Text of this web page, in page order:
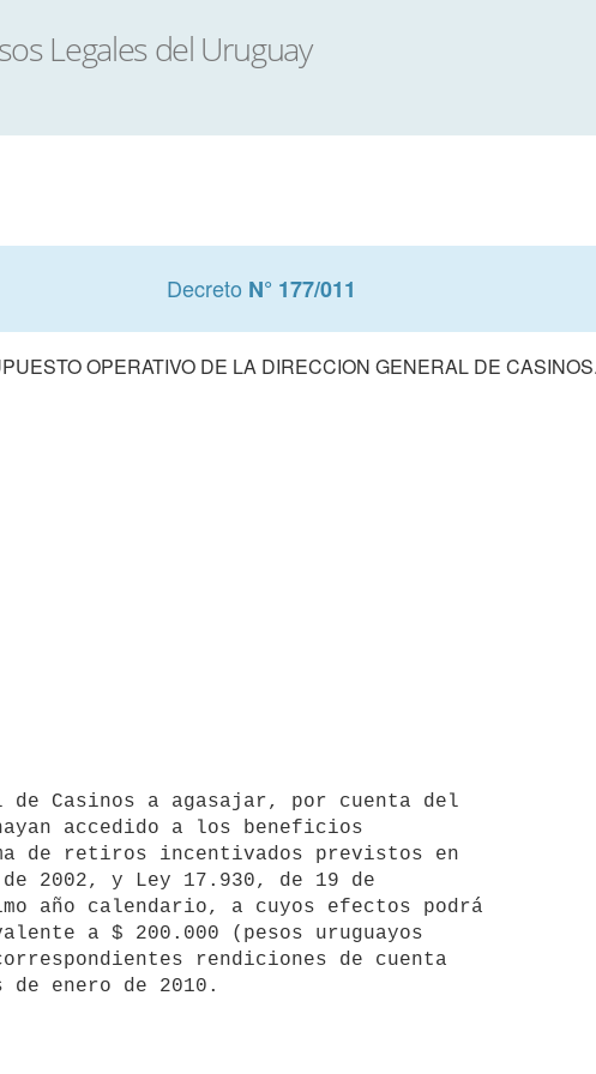
Decreto N° 177/011
OPERATIVO DE LA DIRECCION GENERAL DE
accedido a los beneficios
de retiros incentivados previstos en
2002, y Ley 17.930, de 19 de
año calendario, a cuyos efectos podrá
a $ 200.000 (pesos uruguayos
rendiciones de cuenta